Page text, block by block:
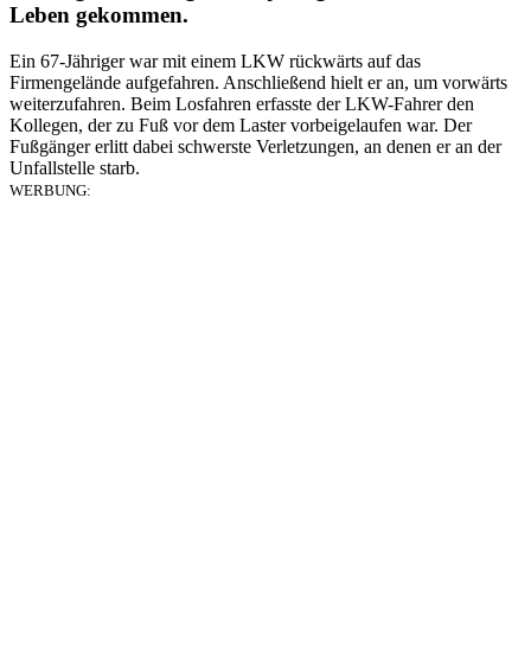
Leben gekommen.
Ein 67-Jähriger war mit einem LKW rückwärts auf das
Firmengelände aufgefahren. Anschließend hielt er an, um vorwärts
weiterzufahren. Beim Losfahren erfasste der LKW-Fahrer den
Kollegen, der zu Fuß vor dem Laster vorbeigelaufen war. Der
Fußgänger erlitt dabei schwerste Verletzungen, an denen er an der
Unfallstelle starb.
WERBUNG: